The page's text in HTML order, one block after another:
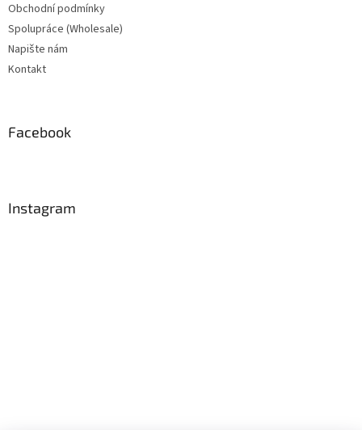
Obchodní podmínky
Spolupráce (Wholesale)
Napište nám
Kontakt
Facebook
Instagram